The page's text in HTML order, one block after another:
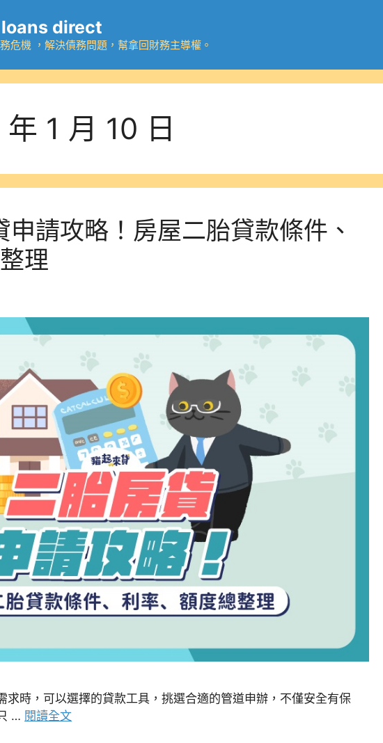
loans direct
危機 ，解決債務問題，幫拿回財務主導權。
1 月 10 日
請攻略！房屋二胎貸款條件、
理
求時，可以選擇的貸款工具，挑選合適的管道申辦，不僅安全有保
… 閱讀全文